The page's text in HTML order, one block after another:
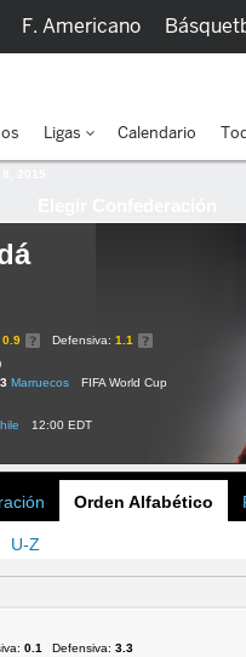
0.9 Defensiva: 1.1
Marruecos FIFA World Cup
12:00 EDT
Orden Alfabético
U-Z
0.1 Defensiva: 3.3
F. Americano
Ligas Calendario